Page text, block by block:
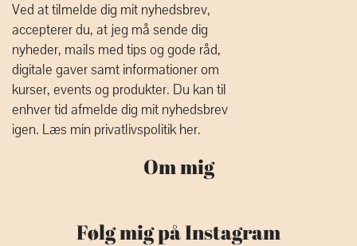
Ved at tilmelde dig mit nyhedsbrev,
accepterer du, at jeg må sende dig
nyheder, mails med tips og gode råd,
digitale gaver samt informationer om
kurser, events og produkter. Du kan til
enhver tid afmelde dig mit nyhedsbrev
igen. Læs min privatlivspolitik her.
Om mig
Følg mig på Instagram